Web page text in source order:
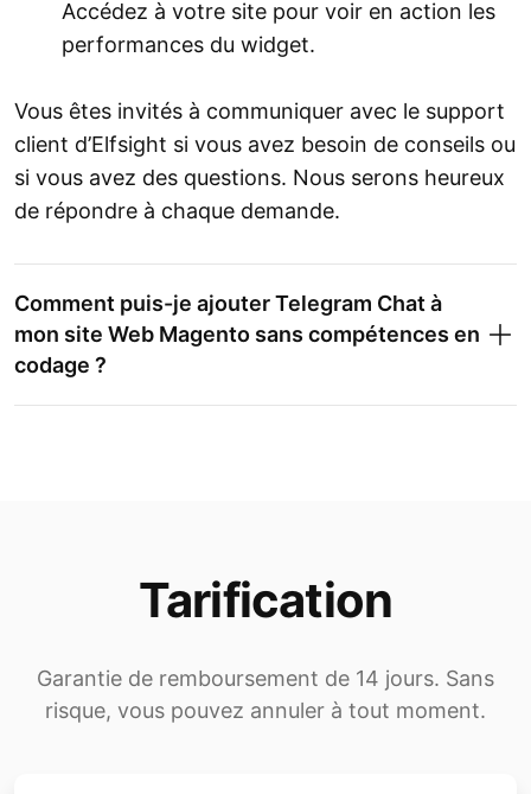
Accédez à votre site pour voir en action les
performances du widget.
Vous êtes invités à communiquer avec le support
client d’Elfsight si vous avez besoin de conseils ou
si vous avez des questions. Nous serons heureux
de répondre à chaque demande.
Comment puis-je ajouter Telegram Chat à
mon site Web Magento sans compétences en
codage ?
Tarification
Garantie de remboursement de 14 jours. Sans
risque, vous pouvez annuler à tout moment.